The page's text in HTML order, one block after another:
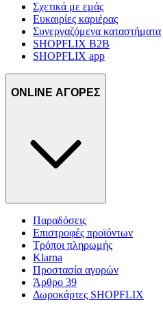
Σχετικά με εμάς
Ευκαιρίες καριέρας
Συνεργαζόμενα καταστήματα
SHOPFLIX B2B
SHOPFLIX app
ONLINE ΑΓΟΡΕΣ
Παραδόσεις
Επιστροφές προϊόντων
Τρόποι πληρωμής
Klarna
Προστασία αγορών
Άρθρο 39
Δωροκάρτες SHOPFLIX